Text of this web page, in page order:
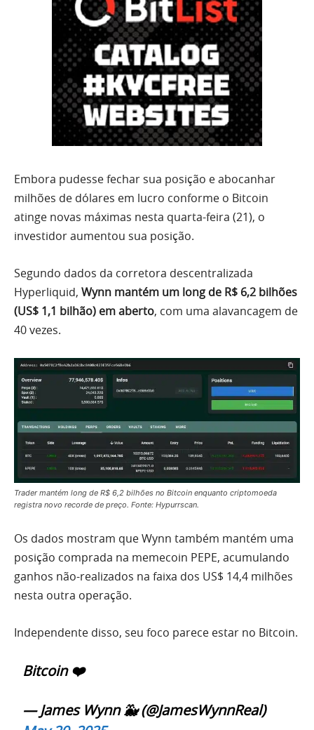
Embora pudesse fechar sua posição e abocanhar
milhões de dólares em lucro conforme o Bitcoin
atinge novas máximas nesta quarta-feira (21), o
investidor aumentou sua posição.
Segundo dados da corretora descentralizada
Hyperliquid, Wynn mantém um long de R$ 6,2 bilhões
(US$ 1,1 bilhão) em aberto, com uma alavancagem de
40 vezes.
Trader mantém long de R$ 6,2 bilhões no Bitcoin enquanto criptomoeda
registra novo recorde de preço. Fonte: Hypurrscan.
Os dados mostram que Wynn também mantém uma
posição comprada na memecoin PEPE, acumulando
ganhos não-realizados na faixa dos US$ 14,4 milhões
nesta outra operação.
Independente disso, seu foco parece estar no Bitcoin.
Bitcoin ❤️
— James Wynn 🐳 (@JamesWynnReal)